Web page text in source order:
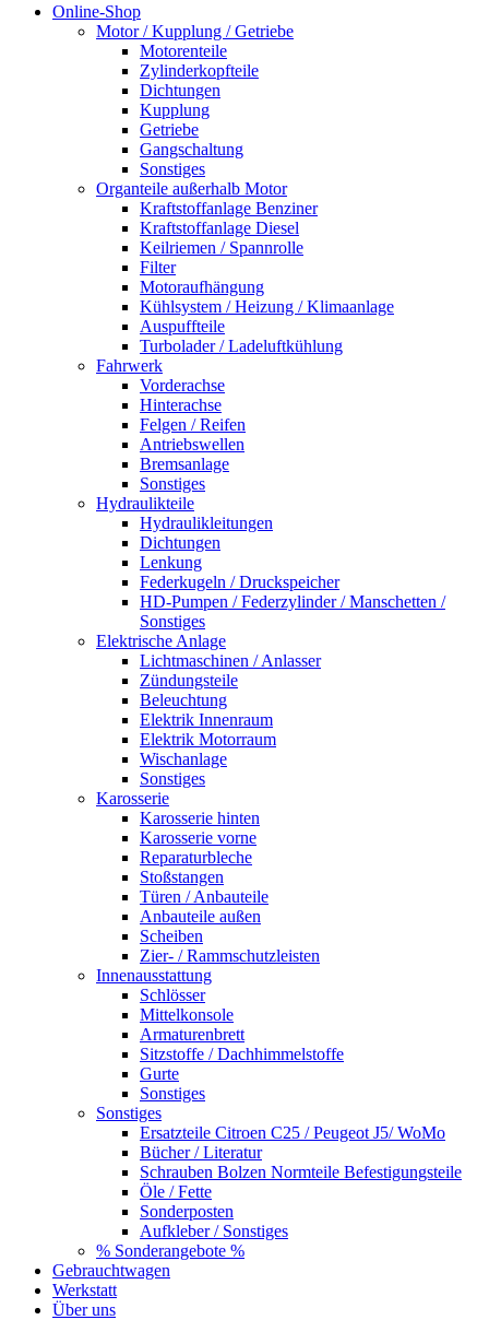
Online-Shop
Motor / Kupplung / Getriebe
Motorenteile
Zylinderkopfteile
Dichtungen
Kupplung
Getriebe
Gangschaltung
Sonstiges
Organteile außerhalb Motor
Kraftstoffanlage Benziner
Kraftstoffanlage Diesel
Keilriemen / Spannrolle
Filter
Motoraufhängung
Kühlsystem / Heizung / Klimaanlage
Auspuffteile
Turbolader / Ladeluftkühlung
Fahrwerk
Vorderachse
Hinterachse
Felgen / Reifen
Antriebswellen
Bremsanlage
Sonstiges
Hydraulikteile
Hydraulikleitungen
Dichtungen
Lenkung
Federkugeln / Druckspeicher
HD-Pumpen / Federzylinder / Manschetten /
Sonstiges
Elektrische Anlage
Lichtmaschinen / Anlasser
Zündungsteile
Beleuchtung
Elektrik Innenraum
Elektrik Motorraum
Wischanlage
Sonstiges
Karosserie
Karosserie hinten
Karosserie vorne
Reparaturbleche
Stoßstangen
Türen / Anbauteile
Anbauteile außen
Scheiben
Zier- / Rammschutzleisten
Innenausstattung
Schlösser
Mittelkonsole
Armaturenbrett
Sitzstoffe / Dachhimmelstoffe
Gurte
Sonstiges
Sonstiges
Ersatzteile Citroen C25 / Peugeot J5/ WoMo
Bücher / Literatur
Schrauben Bolzen Normteile Befestigungsteile
Öle / Fette
Sonderposten
Aufkleber / Sonstiges
% Sonderangebote %
Gebrauchtwagen
Werkstatt
Über uns